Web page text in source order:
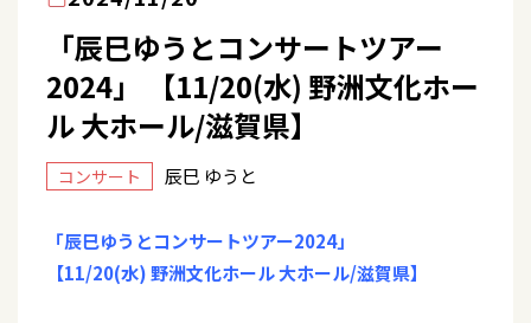
「辰巳ゆうとコンサートツアー
2024」 【11/20(水) 野洲文化ホー
ル 大ホール/滋賀県】
コンサート 辰巳 ゆうと
「辰巳ゆうとコンサートツアー2024」
【11/20(水) 野洲文化ホール 大ホール/滋賀県】